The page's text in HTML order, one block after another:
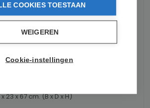
afneembare zak.
de zak is waterdicht.
uit polyester.
23 x 67 cm. (B x D x H)
COOKIES TOESTAAN
WEIGEREN
Cookie-instellingen